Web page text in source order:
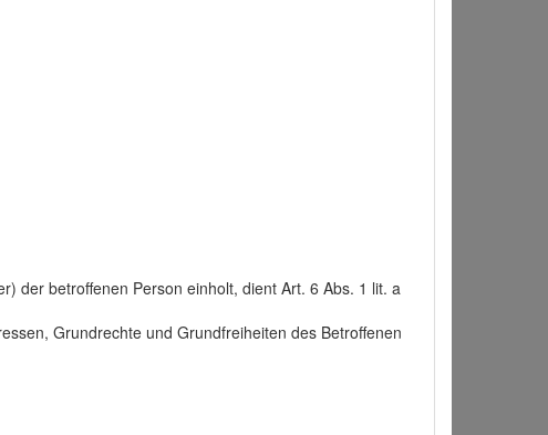
der betroffenen Person einholt, dient Art. 6 Abs. 1 lit. a
Grundrechte und Grundfreiheiten des Betroffenen